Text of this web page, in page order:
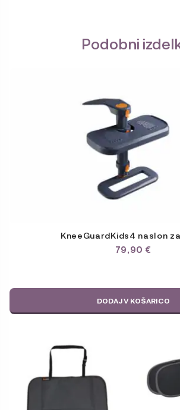
Podobni
KneeGuardKids4 naslon
79,90 €
DODAJ V KOŠARICO